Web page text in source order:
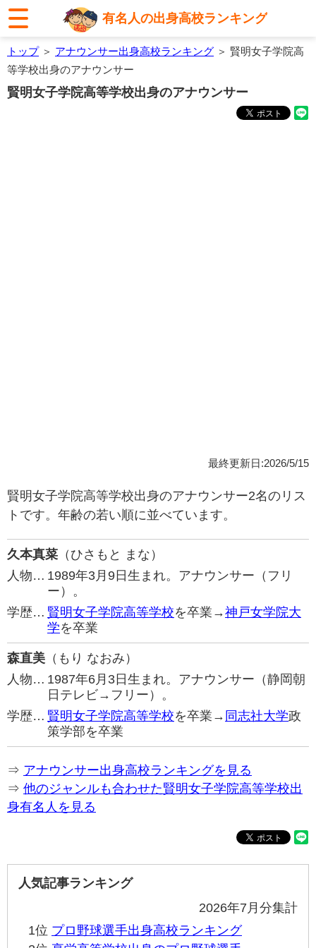
有名人の出身高校ランキング
トップ＞ アナウンサー出身高校ランキング ＞ 賢明女子学院高
等学校出身のアナウンサー
賢明女子学院高等学校出身のアナウンサー
最終更新日:2026/5/15
賢明女子学院高等学校出身のアナウンサー2名のリス
トです。年齢の若い順に並べています。
久本真菜 （ひさもと まな）
人物… 1989年3月9日生まれ。アナウンサー（フリ
ー）。
学歴… 賢明女子学院高等学校を卒業→神戸女学院大
学を卒業
森直美 （もり なおみ）
人物… 1987年6月3日生まれ。アナウンサー（静岡朝
日テレビ→フリー）。
学歴… 賢明女子学院高等学校を卒業→ 同志社大学政
策学部を卒業
⇒ アナウンサー出身高校ランキングを見る
⇒ 他のジャンルも合わせた賢明女子学院高等学校出
身有名人を見る
人気記事ランキング
2026年7月分集計
1位 プロ野球選手出身高校ランキング